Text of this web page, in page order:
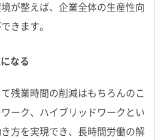
が整えば、企業全体の生産性向
きます。
なる
残業時間の削減はもちろんのこ
ーク、ハイブリッドワークとい
方を実現でき、長時間労働の解